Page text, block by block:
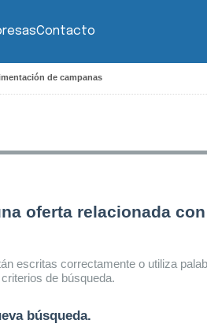
Contacto
de campanas
oferta relacionada con
escritas correctamente o utiliza
de búsqueda.
búsqueda.